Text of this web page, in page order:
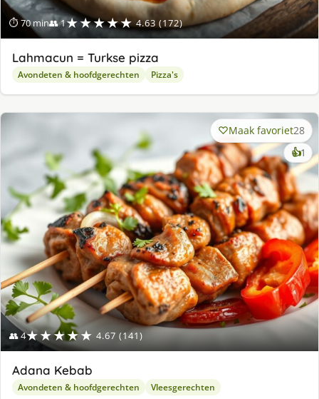
⏱ 70 min👥 1★★★★★ 4.63 (172)
Lahmacun = Turkse pizza
Avondeten & hoofdgerechten Pizza's
👥 4★★★★★ 4.67 (141)
Maak favoriet28
👍1
Adana Kebab
Avondeten & hoofdgerechten Vleesgerechten